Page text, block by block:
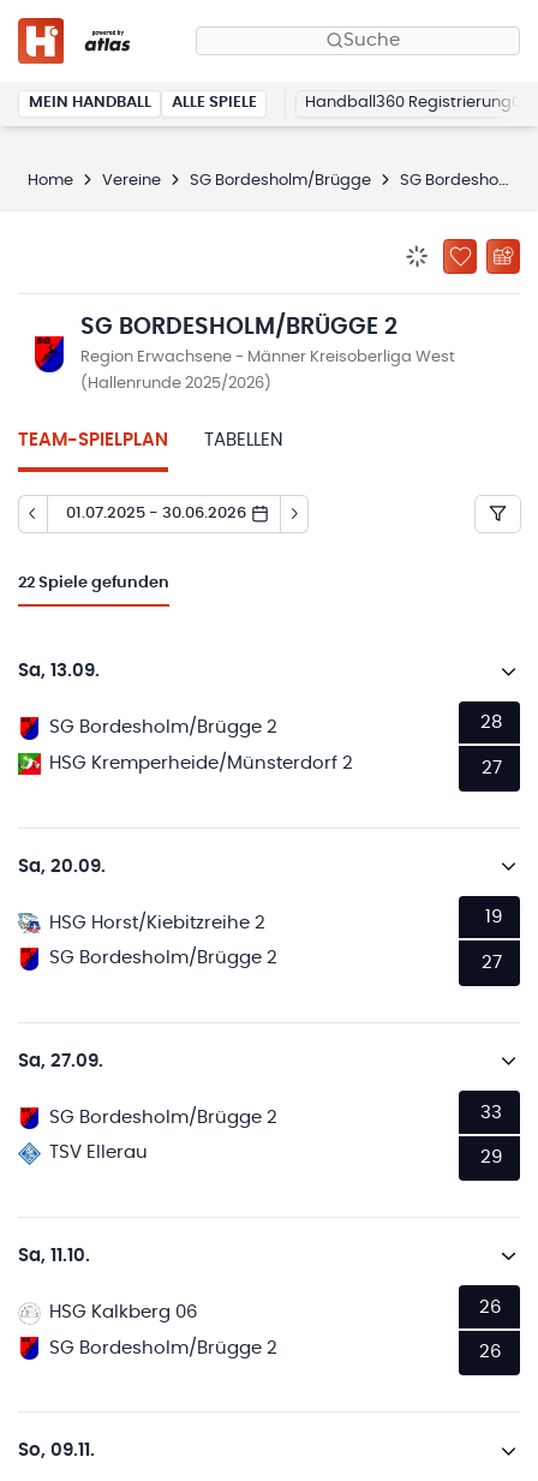
Suche
MEIN HANDBALL ALLE SPIELE Handball360 Registrierung
Home Vereine SG Bordesholm/Brügge SG Bordesholm/Brügge 2
ZU
SG BORDESHOLM/BRÜGGE 2
Region Erwachsene - Männer Kreisoberliga West
(Hallenrunde 2025/2026)
TEAM-SPIELPLAN TABELLEN
01.07.2025 - 30.06.2026
22 Spiele gefunden
Sa, 13.09.
SG Bordesholm/Brügge 2
HSG Kremperheide/Münsterdorf 2
28
27
Sa, 20.09.
HSG Horst/Kiebitzreihe 2
SG Bordesholm/Brügge 2
19
27
Sa, 27.09.
SG Bordesholm/Brügge 2
TSV Ellerau
33
29
Sa, 11.10.
HSG Kalkberg 06
SG Bordesholm/Brügge 2
26
26
So, 09.11.